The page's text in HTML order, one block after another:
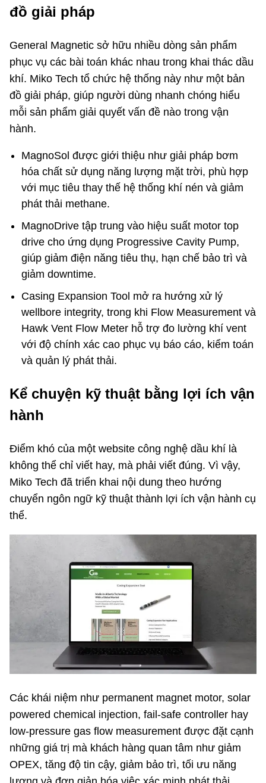
đồ giải pháp
General Magnetic sở hữu nhiều dòng sản phẩm
phục vụ các bài toán khác nhau trong khai thác dầu
khí. Miko Tech tổ chức hệ thống này như một bản
đồ giải pháp, giúp người dùng nhanh chóng hiểu
mỗi sản phẩm giải quyết vấn đề nào trong vận
hành.
MagnoSol được giới thiệu như giải pháp bơm
hóa chất sử dụng năng lượng mặt trời, phù hợp
với mục tiêu thay thế hệ thống khí nén và giảm
phát thải methane.
MagnoDrive tập trung vào hiệu suất motor top
drive cho ứng dụng Progressive Cavity Pump,
giúp giảm điện năng tiêu thụ, hạn chế bảo trì và
giảm downtime.
Casing Expansion Tool mở ra hướng xử lý
wellbore integrity, trong khi Flow Measurement và
Hawk Vent Flow Meter hỗ trợ đo lường khí vent
với độ chính xác cao phục vụ báo cáo, kiểm toán
và quản lý phát thải.
Kể chuyện kỹ thuật bằng lợi ích vận
hành
Điểm khó của một website công nghệ dầu khí là
không thể chỉ viết hay, mà phải viết đúng. Vì vậy,
Miko Tech đã triển khai nội dung theo hướng
chuyển ngôn ngữ kỹ thuật thành lợi ích vận hành cụ
thể.
Các khái niệm như permanent magnet motor, solar
powered chemical injection, fail-safe controller hay
low-pressure gas flow measurement được đặt cạnh
những giá trị mà khách hàng quan tâm như giảm
OPEX, tăng độ tin cậy, giảm bảo trì, tối ưu năng